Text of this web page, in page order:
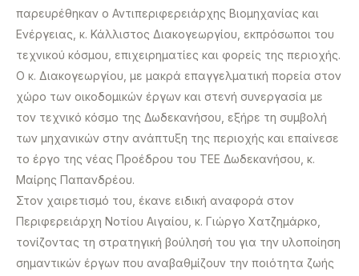
παρευρέθηκαν ο Αντιπεριφερειάρχης Βιομηχανίας και
Ενέργειας, κ. Κάλλιστος Διακογεωργίου, εκπρόσωποι του
τεχνικού κόσμου, επιχειρηματίες και φορείς της περιοχής.
Ο κ. Διακογεωργίου, με μακρά επαγγελματική πορεία στον
χώρο των οικοδομικών έργων και στενή συνεργασία με
τον τεχνικό κόσμο της Δωδεκανήσου, εξήρε τη συμβολή
των μηχανικών στην ανάπτυξη της περιοχής και επαίνεσε
το έργο της νέας Προέδρου του ΤΕΕ Δωδεκανήσου, κ.
Μαίρης Παπανδρέου.
Στον χαιρετισμό του, έκανε ειδική αναφορά στον
Περιφερειάρχη Νοτίου Αιγαίου, κ. Γιώργο Χατζημάρκο,
τονίζοντας τη στρατηγική βούλησή του για την υλοποίηση
σημαντικών έργων που αναβαθμίζουν την ποιότητα ζωής